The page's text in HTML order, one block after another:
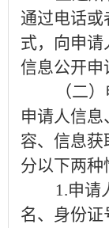
通过电话或
式，向申请
信息公开申
（二
申请人信
容、信息
分以下两种
1.申请
名、身份证